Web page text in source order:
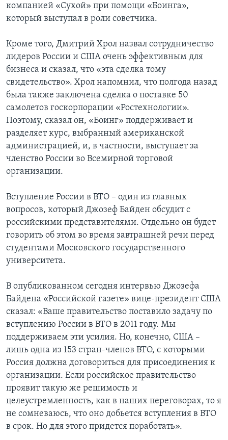
компанией «Сухой» при помощи «Боинга»,
который выступал в роли советчика.
Кроме того, Дмитрий Хрол назвал сотрудничество
лидеров России и США очень эффективным для
бизнеса и сказал, что «эта сделка тому
свидетельство». Хрол напомнил, что полгода назад
была также заключена сделка о поставке 50
самолетов госкорпорации «Ростехнологии».
Поэтому, сказал он, «Боинг» поддерживает и
разделяет курс, выбранный американской
администрацией, и, в частности, выступает за
членство России во Всемирной торговой
организации.
Вступление России в ВТО – один из главных
вопросов, который Джозеф Байден обсудит с
российскими представителями. Отдельно он будет
говорить об этом во время завтрашней речи перед
студентами Московского государственного
университета.
В опубликованном сегодня интервью Джозефа
Байдена «Российской газете» вице-президент США
сказал: «Ваше правительство поставило задачу по
вступлению России в ВТО в 2011 году. Мы
поддерживаем эти усилия. Но, конечно, США –
лишь одна из 153 стран-членов ВТО, с которыми
Россия должна договориться для присоединения к
организации. Если российское правительство
проявит такую же решимость и
целеустремленность, как в наших переговорах, то я
не сомневаюсь, что оно добьется вступления в ВТО
в срок. Но для этого придется поработать».